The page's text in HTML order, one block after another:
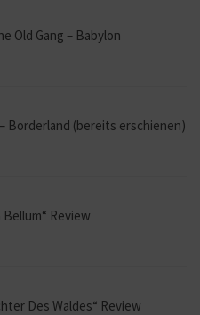
Old Gang – Babylon
Borderland (bereits erschienen)
Bellum“ Review
Des Waldes“ Review